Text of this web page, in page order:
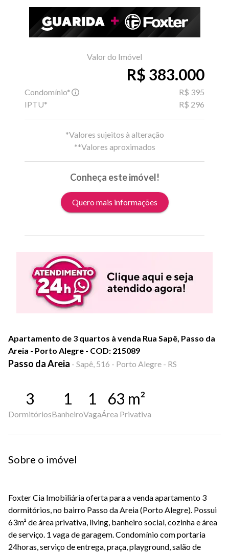
Valor do Imóvel
R$ 383.000
Condomínio*
R$ 395
IPTU*
R$ 296
*Valores sujeitos à alteração
**Valores aproximados
Conheça este imóvel!
Quero mais informações
Apartamento de 3 quartos à venda Rua Sapê, Passo da
Areia - Porto Alegre - COD: 215089
Passo da Areia - Sapê, 516 - Porto Alegre - RS
3
Dormitórios
1
Banheiro
1
Vaga
63 m²
Área Privativa
Sobre o imóvel
Foxter Cia Imobiliária oferta para a venda apartamento 3
dormitórios, no bairro Passo da Areia (Porto Alegre). Possui
63m² de área privativa, living, banheiro social, cozinha e área
de serviço. 1 vaga de garagem. Condomínio com portaria
24horas, serviço de entrega, praça, playground, salão de